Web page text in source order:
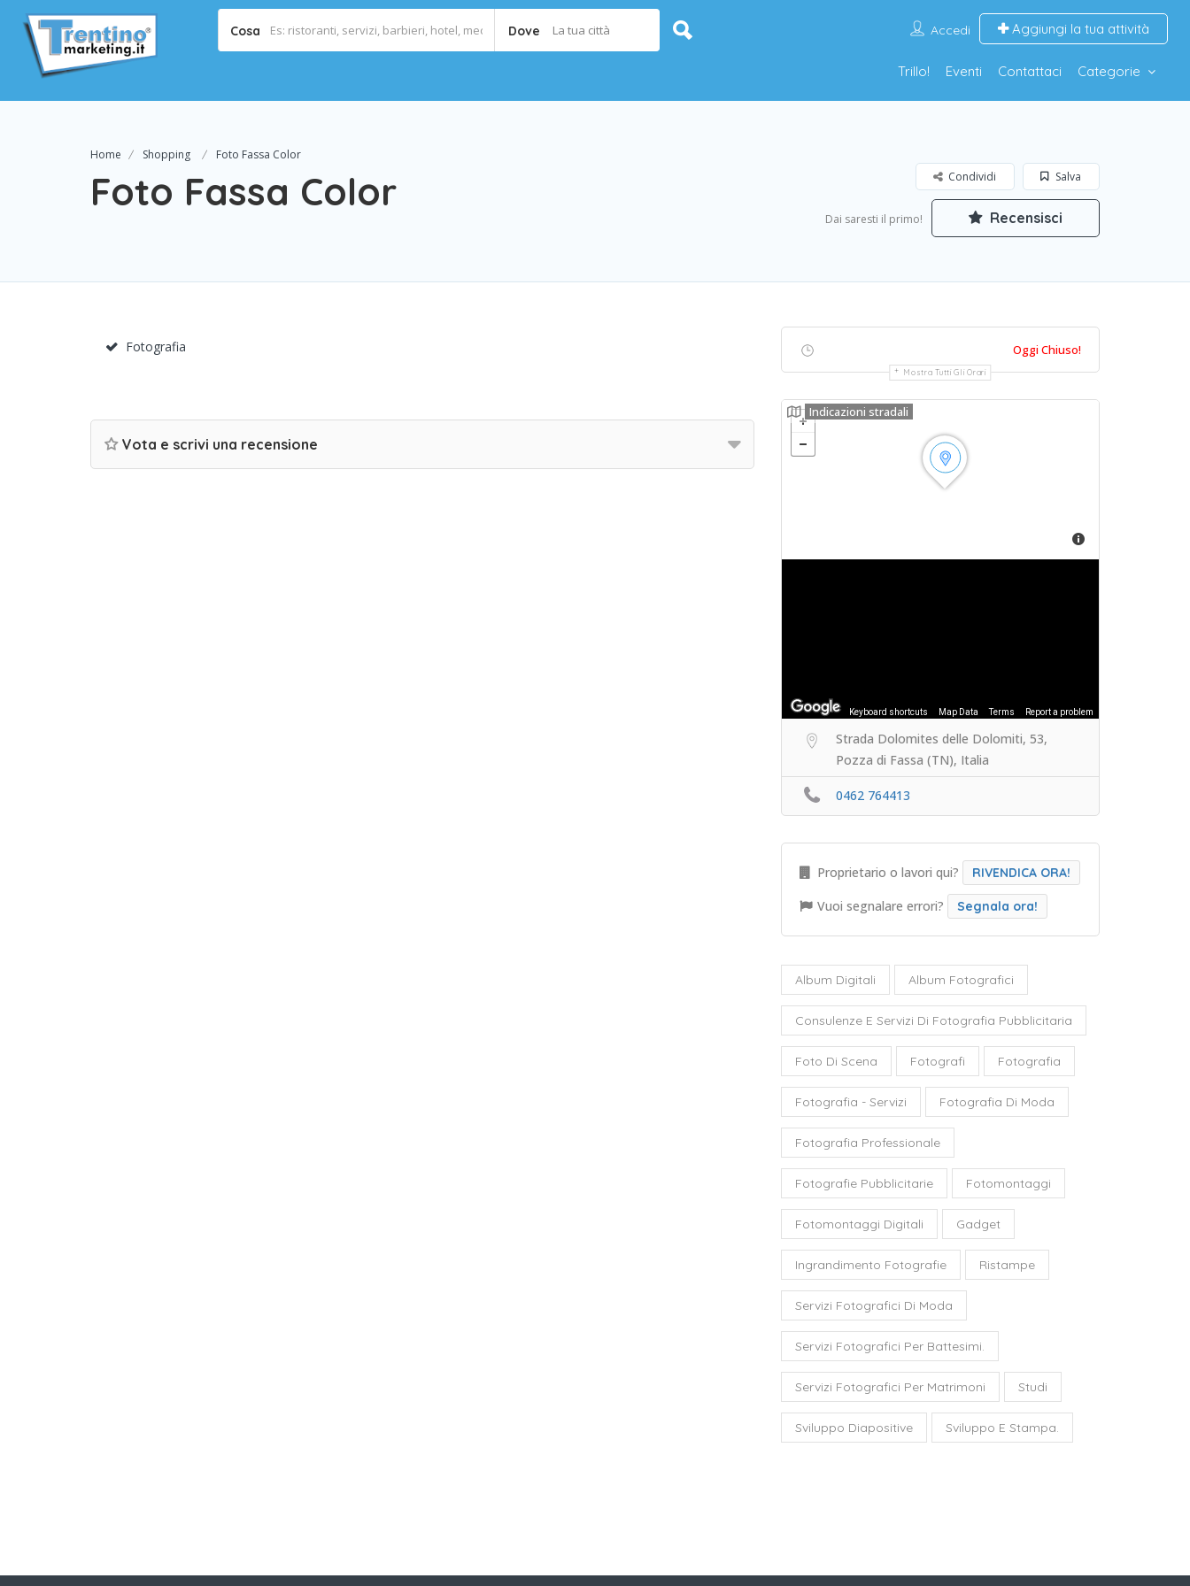
Cosa Dove La tua città Accedi Aggiungi la tua attività
Trillo! Eventi Contattaci Categorie
Home Shopping Foto Fassa Color
Foto Fassa Color Salva
Condividi
Dai saresti il primo! Recensisci
Fotografia
Vota e scrivi una recensione
Oggi Chiuso!
Mostra Tutti Gli Orari
Keyboard shortcuts Map Data Terms Report a problem
Indicazioni stradali
Strada Dolomites delle Dolomiti, 53,
Pozza di Fassa (TN), Italia
0462 764413
Proprietario o lavori qui? RIVENDICA ORA!
Vuoi segnalare errori? Segnala ora!
Album Digitali Album Fotografici
Consulenze E Servizi Di Fotografia Pubblicitaria
Foto Di Scena Fotografi Fotografia
Fotografia - Servizi Fotografia Di Moda
Fotografia Professionale
Fotografie Pubblicitarie Fotomontaggi
Fotomontaggi Digitali Gadget
Ingrandimento Fotografie Ristampe
Servizi Fotografici Di Moda
Servizi Fotografici Per Battesimi.
Servizi Fotografici Per Matrimoni Studi
Sviluppo Diapositive Sviluppo E Stampa.